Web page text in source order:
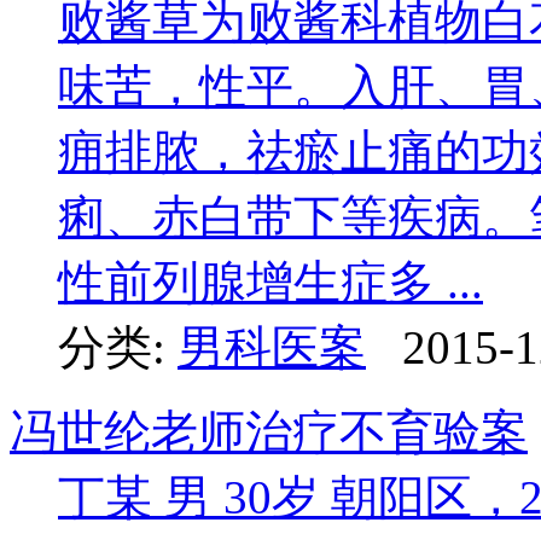
败酱草为败酱科植物
味苦，性平。入肝、
痈排脓，祛瘀止痛的
痢、赤白带下等疾病
性前列腺增生症多 ...
分类: 男科医案
2015-
冯世纶老师治疗不育验案
丁某 男 30岁 朝阳区，